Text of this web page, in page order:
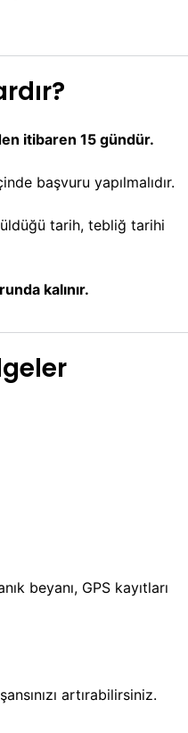
itibaren 15 gündür.
başvuru yapılmalıdır.
tarih, tebliğ tarihi
kalınır.
beyanı, GPS kayıtları
artırabilirsiniz.